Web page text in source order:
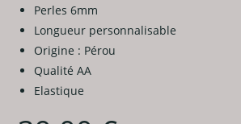
Perles 6mm
Longueur personnalisable
Origine : Pérou
Qualité AA
Elastique